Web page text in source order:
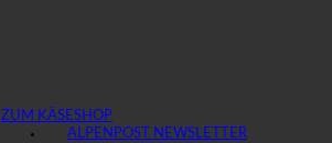
ZUM KÄSESHOP
ALPENPOST NEWSLETTER